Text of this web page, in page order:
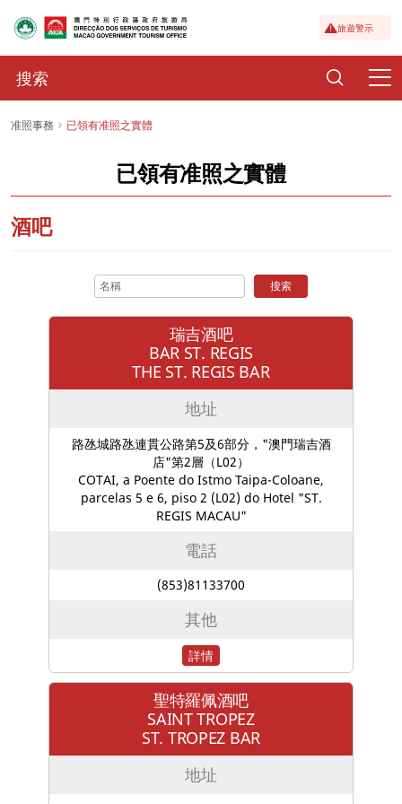
旅遊警示
准照事務 已領有准照之實體
已領有准照之實體
酒吧
搜索
瑞吉酒吧
BAR ST. REGIS
THE ST. REGIS BAR
地址
路氹城路氹連貫公路第5及6部分，"澳門瑞吉酒
店"第2層（L02）
COTAI, a Poente do Istmo Taipa-Coloane,
parcelas 5 e 6, piso 2 (L02) do Hotel "ST.
REGIS MACAU"
電話
(853)81133700
其他
詳情
聖特羅佩酒吧
SAINT TROPEZ
ST. TROPEZ BAR
地址